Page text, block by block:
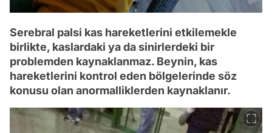
Serebral palsi kas hareketlerini etkilemekle
birlikte, kaslardaki ya da sinirlerdeki bir
problemden kaynaklanmaz. Beynin, kas
hareketlerini kontrol eden bölgelerinde söz
konusu olan anormalliklerden kaynaklanır.